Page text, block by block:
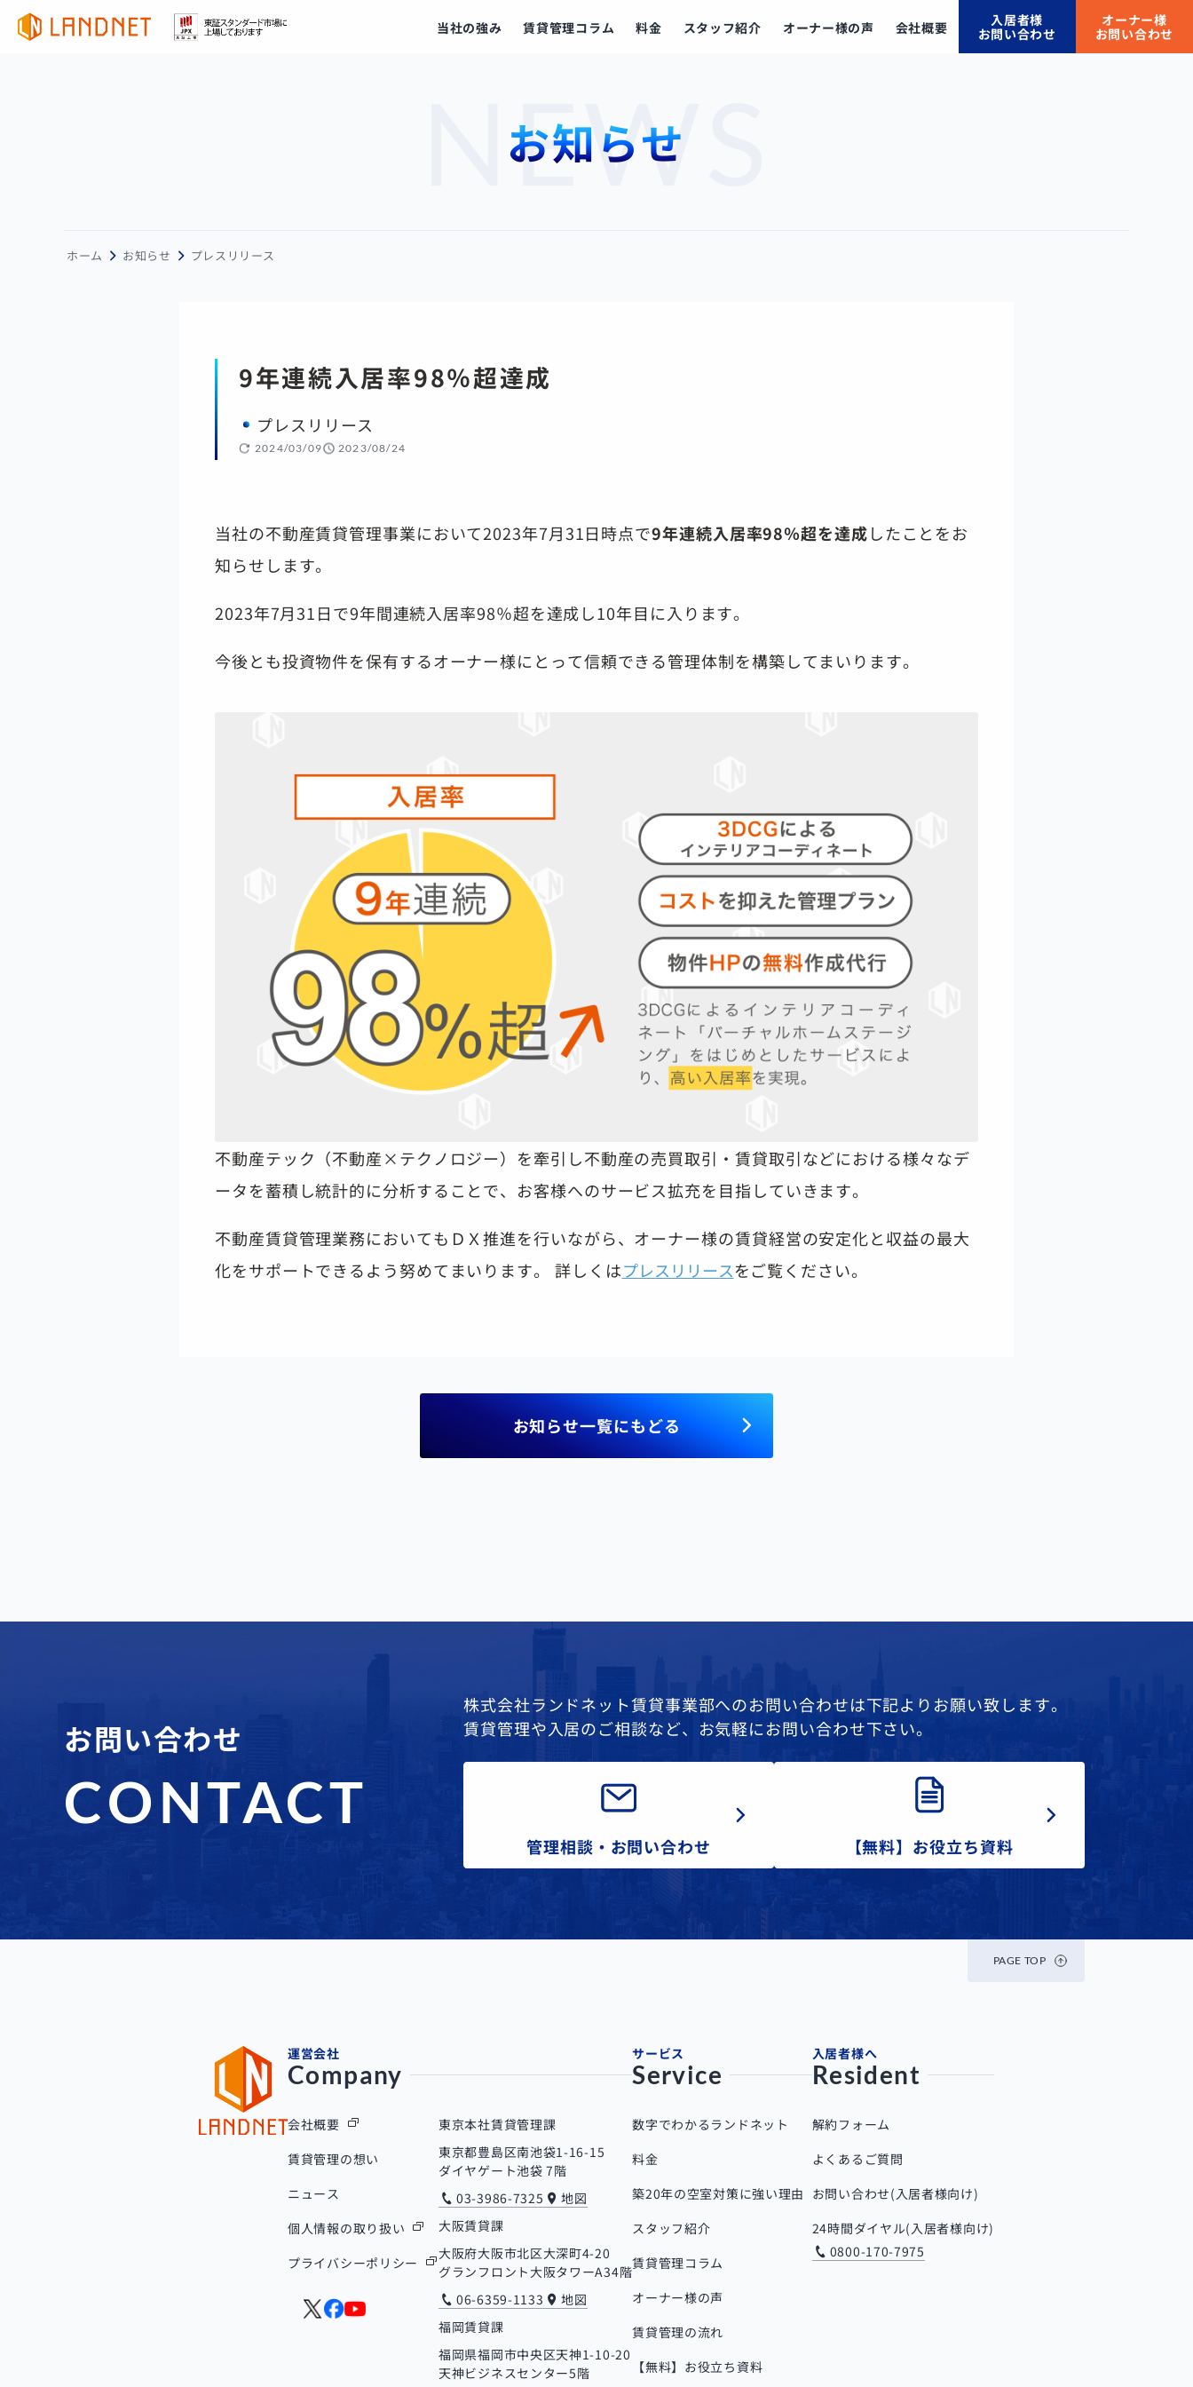
当社の強み 賃貸管理コラム 料金 スタッフ紹介 オーナー様の声 会社概要
入居者様
お問い合わせ
オーナー様
お問い合わせ
お知らせ
NEWS
ホーム お知らせ プレスリリース
9年連続入居率98％超達成
プレスリリース
2024/03/09 2023/08/24
当社の不動産賃貸管理事業において2023年7月31日時点で9年連続入居率98％超を達成したことをお
知らせします。
2023年7月31日で9年間連続入居率98％超を達成し10年目に入ります。
今後とも投資物件を保有するオーナー様にとって信頼できる管理体制を構築してまいります。
不動産テック（不動産×テクノロジー）を牽引し不動産の売買取引・賃貸取引などにおける様々なデ
ータを蓄積し統計的に分析することで、お客様へのサービス拡充を目指していきます。
不動産賃貸管理業務においてもＤＸ推進を行いながら、オーナー様の賃貸経営の安定化と収益の最大
化をサポートできるよう努めてまいります。 詳しくはプレスリリースをご覧ください。
お知らせ一覧にもどる
お問い合わせ
CONTACT
株式会社ランドネット賃貸事業部へのお問い合わせは下記よりお願い致します。
賃貸管理や入居のご相談など、お気軽にお問い合わせ下さい。
管理相談・お問い合わせ 【無料】お役立ち資料
PAGE TOP
運営会社
Company
会社概要
賃貸管理の想い
ニュース
個人情報の取り扱い
プライバシーポリシー
東京本社賃貸管理課
東京都豊島区南池袋1-16-15
ダイヤゲート池袋 7階
03-3986-7325
地図
大阪賃貸課
大阪府大阪市北区大深町4-20
グランフロント大阪タワーA34階
06-6359-1133
地図
福岡賃貸課
福岡県福岡市中央区天神1-10-20
天神ビジネスセンター5階
サービス
Service
数字でわかるランドネット
料金
築20年の空室対策に強い理由
スタッフ紹介
賃貸管理コラム
オーナー様の声
賃貸管理の流れ
【無料】お役立ち資料
入居者様へ
Resident
解約フォーム
よくあるご質問
お問い合わせ(入居者様向け)
24時間ダイヤル(入居者様向け)
0800-170-7975